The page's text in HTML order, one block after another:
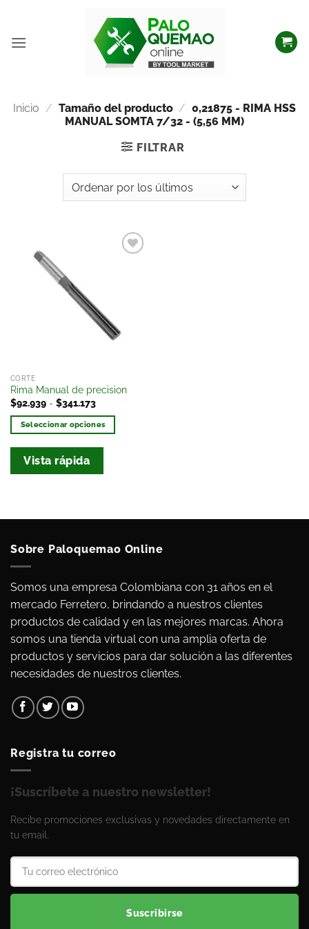
Inicio / Tamaño del producto / 0,21875 - RIMA HSS
MANUAL SOMTA 7/32 - (5,56 MM)
FILTRAR
deseos
CORTE
Rima Manual de precision
$92.939 - $341.173
Seleccionar opciones
Vista rápida
Sobre Paloquemao Online
Somos una empresa Colombiana con 31 años en el
mercado Ferretero, brindando a nuestros clientes
productos de calidad y en las mejores marcas. Ahora
somos una tienda virtual con una amplia oferta de
productos y servicios para dar solución a las diferentes
necesidades de nuestros clientes.
Registra tu correo
¡Suscríbete a nuestro newsletter!
Recibe promociones exclusivas y novedades directamente en
tu email.
Suscribirse